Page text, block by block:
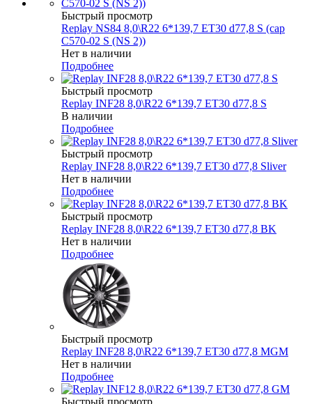
Быстрый просмотр
Replay NS84 8,0\R22 6*139,7 ET30 d77,8 S (cap
C570-02 S (NS 2))
Нет в наличии
Подробнее
Быстрый просмотр
Replay INF28 8,0\R22 6*139,7 ET30 d77,8 S
В наличии
Подробнее
Быстрый просмотр
Replay INF28 8,0\R22 6*139,7 ET30 d77,8 Sliver
Нет в наличии
Подробнее
Быстрый просмотр
Replay INF28 8,0\R22 6*139,7 ET30 d77,8 BK
Нет в наличии
Подробнее
Быстрый просмотр
Replay INF28 8,0\R22 6*139,7 ET30 d77,8 MGM
Нет в наличии
Подробнее
Быстрый просмотр